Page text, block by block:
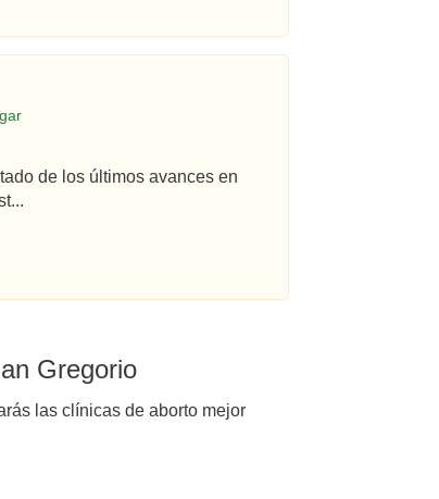
de los últimos avances en
Gregorio
las clínicas de aborto mejor